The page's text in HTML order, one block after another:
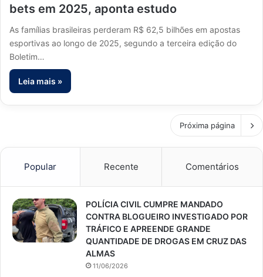
bets em 2025, aponta estudo
As famílias brasileiras perderam R$ 62,5 bilhões em apostas
esportivas ao longo de 2025, segundo a terceira edição do
Boletim…
Leia mais »
Próxima página
Popular Recente Comentários
POLÍCIA CIVIL CUMPRE MANDADO
CONTRA BLOGUEIRO INVESTIGADO POR
TRÁFICO E APREENDE GRANDE
QUANTIDADE DE DROGAS EM CRUZ DAS
ALMAS
11/06/2026